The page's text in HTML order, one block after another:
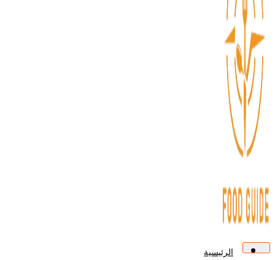
الرئيسية